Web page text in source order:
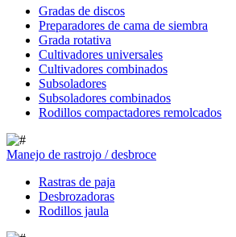
Gradas de discos
Preparadores de cama de siembra
Grada rotativa
Cultivadores universales
Cultivadores combinados
Subsoladores
Subsoladores combinados
Rodillos compactadores remolcados
Manejo de rastrojo / desbroce
Rastras de paja
Desbrozadoras
Rodillos jaula